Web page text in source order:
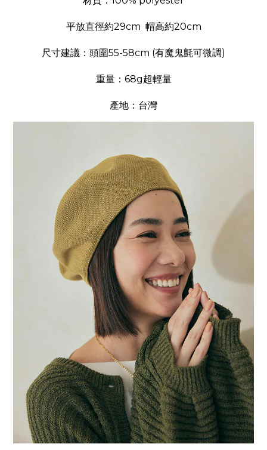
平放直徑約29cm 帽高約20cm
尺寸建議：頭圍55-58cm (有魔鬼氈可微調)
重量：68g超輕量
產地：台灣